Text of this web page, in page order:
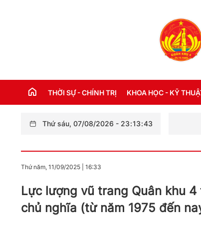
THỜI SỰ - CHÍNH TRỊ
LỜI BÁC HỒ DẠY NGÀY NÀY NĂM XƯA
KỶ NIỆM 110 NĂM NGÀY BÁC HỒ RA ĐI
KHOA HỌC - KỸ
Thứ sáu, 07/08/2026 - 23:13:45
Thứ năm, 11/09/2025 16:33
Lực lượng vũ trang Quân khu
chủ nghĩa (từ năm 1975 đến